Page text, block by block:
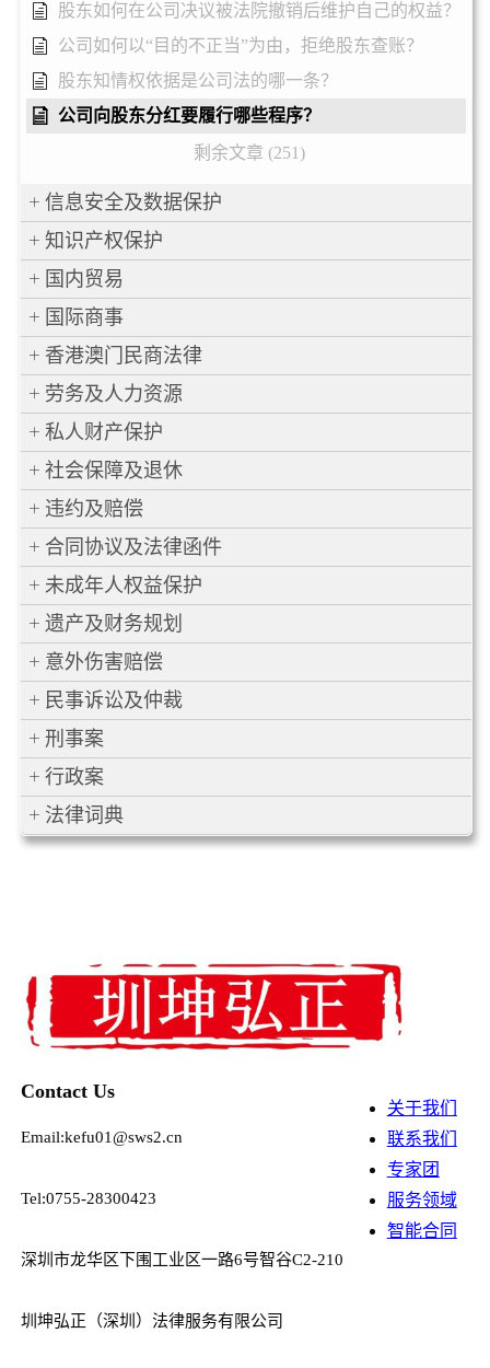
股东如何在公司决议被法院撤销后维护自己的权益？
公司如何以“目的不正当”为由，拒绝股东查账？
股东知情权依据是公司法的哪一条？
公司向股东分红要履行哪些程序？
剩余文章 (251)
信息安全及数据保护
知识产权保护
国内贸易
国际商事
香港澳门民商法律
劳务及人力资源
私人财产保护
社会保障及退休
违约及赔偿
合同协议及法律函件
未成年人权益保护
遗产及财务规划
意外伤害赔偿
民事诉讼及仲裁
刑事案
行政案
法律词典
Contact Us
Email:kefu01@sws2.cn
Tel:0755-28300423
深圳市龙华区下围工业区一路6号智谷C2-210
圳坤弘正（深圳）法律服务有限公司
关于我们
联系我们
专家团
服务领域
智能合同